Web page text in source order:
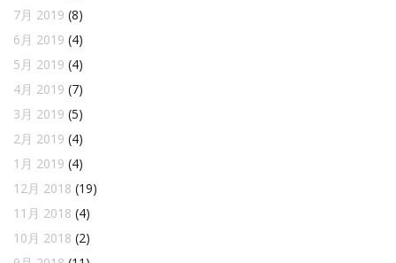
7月 2019 (8)
6月 2019 (4)
5月 2019 (4)
4月 2019 (7)
3月 2019 (5)
2月 2019 (4)
1月 2019 (4)
12月 2018 (19)
11月 2018 (4)
10月 2018 (2)